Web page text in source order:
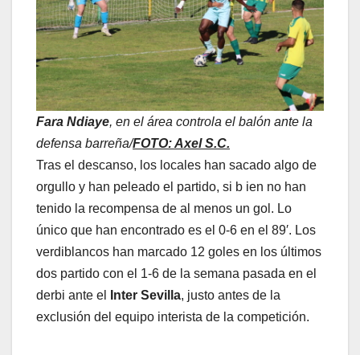
Fara Ndiaye, en el área controla el balón ante la
defensa barreña/FOTO: Axel S.C.
Tras el descanso, los locales han sacado algo de
orgullo y han peleado el partido, si b ien no han
tenido la recompensa de al menos un gol. Lo
único que han encontrado es el 0-6 en el 89′. Los
verdiblancos han marcado 12 goles en los últimos
dos partido con el 1-6 de la semana pasada en el
derbi ante el
Inter Sevilla, justo antes de la
exclusión del equipo interista de la competición.